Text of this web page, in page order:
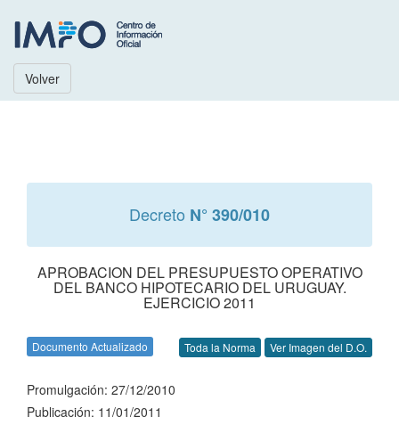
Volver
Decreto N° 390/010
APROBACION DEL PRESUPUESTO OPERATIVO
DEL BANCO HIPOTECARIO DEL URUGUAY.
EJERCICIO 2011
Documento Actualizado Toda la Norma Ver Imagen del D.O.
Promulgación: 27/12/2010
Publicación: 11/01/2011